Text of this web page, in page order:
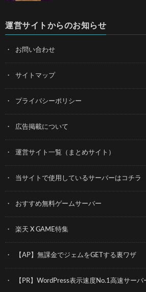
運営サイトからのお知らせ
お問い合わせ
サイトマップ
プライバシーポリシー
広告掲載について
運営サイト一覧（まとめサイト）
当サイトで使用しているサーバーはコチラ
おすすめ無料ゲームサーバー
楽天 X GAME特集
【AP】無課金でジェムをGETする裏ワザ
【PR】WordPress表示速度No.1高速サーバ